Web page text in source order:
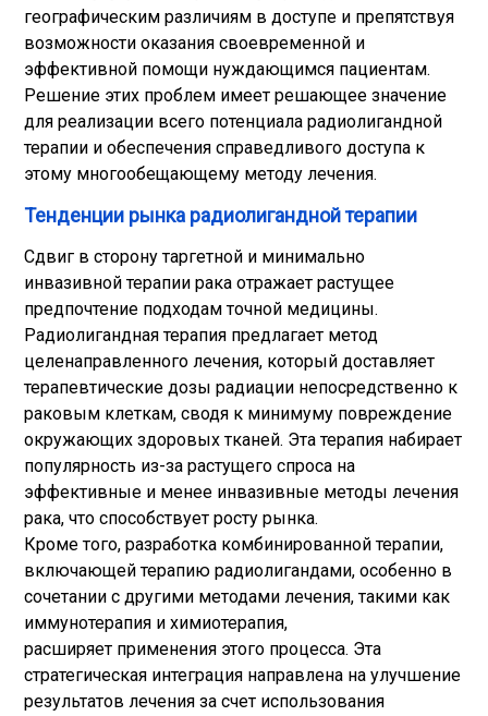
географическим различиям в доступе и препятствуя
возможности оказания своевременной и
эффективной помощи нуждающимся пациентам.
Решение этих проблем имеет решающее значение
для реализации всего потенциала радиолигандной
терапии и обеспечения справедливого доступа к
этому многообещающему методу лечения.
Тенденции рынка радиолигандной терапии
Сдвиг в сторону таргетной и минимально
инвазивной терапии рака отражает растущее
предпочтение подходам точной медицины.
Радиолигандная терапия предлагает метод
целенаправленного лечения, который доставляет
терапевтические дозы радиации непосредственно к
раковым клеткам, сводя к минимуму повреждение
окружающих здоровых тканей. Эта терапия набирает
популярность из-за растущего спроса на
эффективные и менее инвазивные методы лечения
рака, что способствует росту рынка.
Кроме того, разработка комбинированной терапии,
включающей терапию радиолигандами, особенно в
сочетании с другими методами лечения, такими как
иммунотерапия и химиотерапия,
расширяет применения этого процесса. Эта
стратегическая интеграция направлена ​​на улучшение
результатов лечения за счет использования